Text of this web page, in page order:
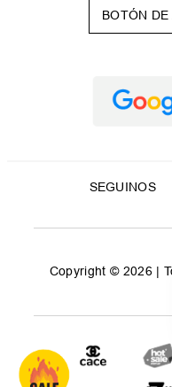
BOTÓN
SEGUINOS
Copyright © 2026 |